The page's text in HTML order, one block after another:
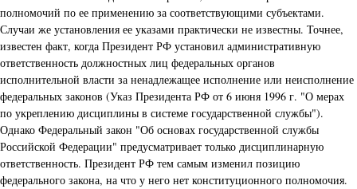
полномочий по ее применению за соответствующими субъектами.
Случаи же установления ее указами практически не известны. Точнее,
известен факт, когда Президент РФ установил административную
ответственность должностных лиц федеральных органов
исполнительной власти за ненадлежащее исполнение или неисполнение
федеральных законов (Указ Президента РФ от 6 июня 1996 г. "О мерах
по укреплению дисциплины в системе государственной службы").
Однако Федеральный закон "Об основах государственной службы
Российской Федерации" предусматривает только дисциплинарную
ответственность. Президент РФ тем самым изменил позицию
федерального закона, на что у него нет конституционного полномочия.